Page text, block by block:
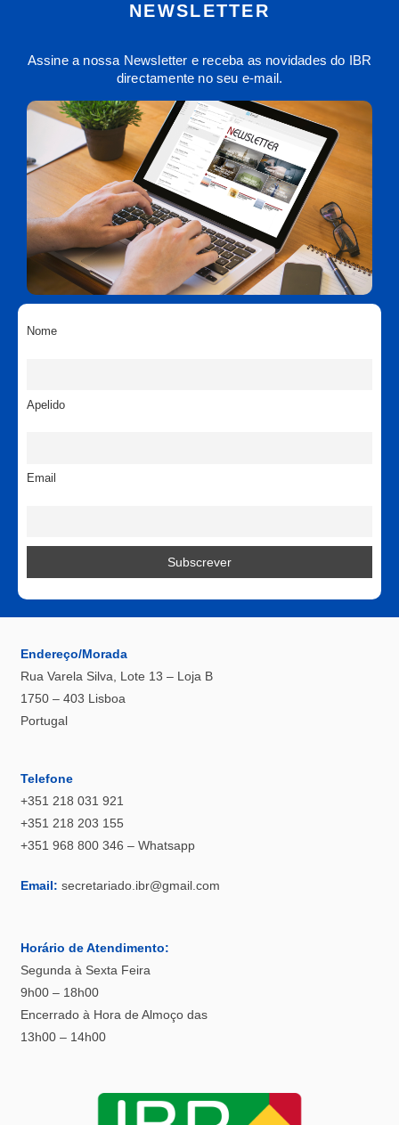
NEWSLETTER
Assine a nossa Newsletter e receba as novidades do IBR
directamente no seu e-mail.
Nome
Apelido
Email
Horário de Atendimento:
Segunda à Sexta Feira
9h00 – 18h00
Encerrado à Hora de Almoço das
13h00 – 14h00
Telefone
+351 218 031 921
+351 218 203 155
+351 968 800 346 – Whatsapp
Email:secretariado.ibr@gmail.com
Endereço/Morada
Rua Varela Silva, Lote 13 – Loja B
1750 – 403 Lisboa
Portugal